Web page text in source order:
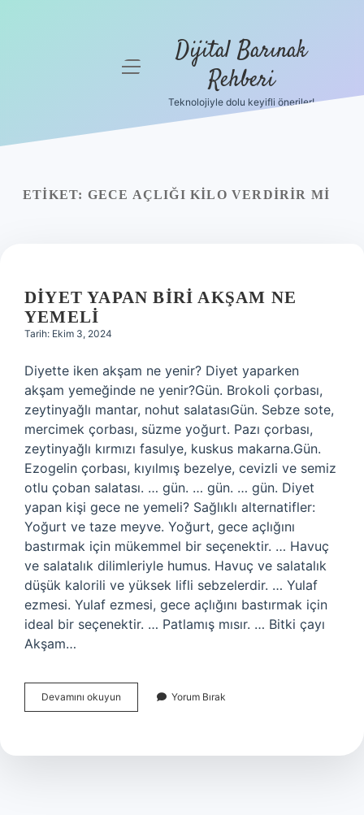
menüyü
Dijital Barınak
Rehberi
Teknolojiyle dolu keyifli öneriler!
ETIKET: GECE AÇLIĞI KILO VERDIRIR MI
DIYET YAPAN BIRI AKŞAM NE
YEMELI
Tarih: Ekim 3, 2024
Diyette iken akşam ne yenir? Diyet yaparken
akşam yemeğinde ne yenir?Gün. Brokoli çorbası,
zeytinyağlı mantar, nohut salatasıGün. Sebze sote,
mercimek çorbası, süzme yoğurt. Pazı çorbası,
zeytinyağlı kırmızı fasulye, kuskus makarna.Gün.
Ezogelin çorbası, kıyılmış bezelye, cevizli ve semiz
otlu çoban salatası. … gün. … gün. … gün. Diyet
yapan kişi gece ne yemeli? Sağlıklı alternatifler:
Yoğurt ve taze meyve. Yoğurt, gece açlığını
bastırmak için mükemmel bir seçenektir. … Havuç
ve salatalık dilimleriyle humus. Havuç ve salatalık
düşük kalorili ve yüksek lifli sebzelerdir. … Yulaf
ezmesi. Yulaf ezmesi, gece açlığını bastırmak için
ideal bir seçenektir. … Patlamış mısır. … Bitki çayı
Akşam…
Devamını okuyun
Yapan
Ne
Yorum Bırak